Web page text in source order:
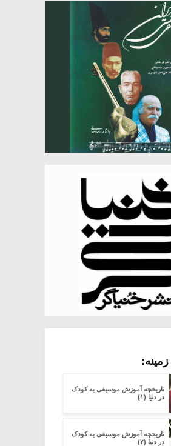
تاریخچه آموزش موسیقی به کودک
در دنیا (۱)
تاریخچه آموزش موسیقی به کودک
در دنیا (۲)